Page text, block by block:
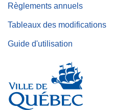
Règlements annuels
Tableaux des modifications
Guide d'utilisation